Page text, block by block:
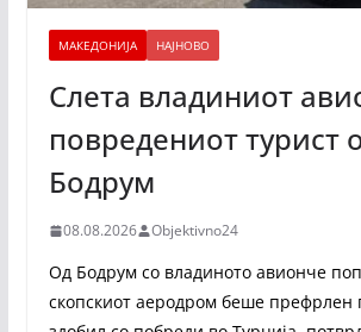
МАКЕДОНИЈА НАЈНОВО
Слета владиниот
повредениот турист
Бодрум
08.08.2026 Objektivno24
Од Бодрум со владиното авионче
скопскиот аеродром беше префрлен